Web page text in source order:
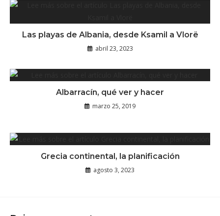
Las playas de Albania, desde Ksamil a Vlorë
abril 23, 2023
Albarracín, qué ver y hacer
marzo 25, 2019
Grecia continental, la planificación
agosto 3, 2023